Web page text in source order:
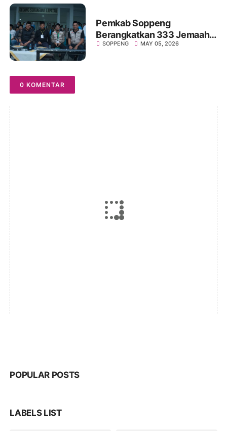
Pemkab Soppeng
Berangkatkan 333 Jemaah
Calon Haji Kloter 21,
SOPPENG MAY 05, 2026
0 KOMENTAR
POPULAR POSTS
LABELS LIST